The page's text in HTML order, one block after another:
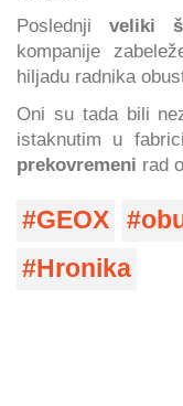
Poslednji veliki
kompanije
hiljadu radnika
Oni su tada bili
istaknutim u
prekovremeni rad
GEOX
Hronika